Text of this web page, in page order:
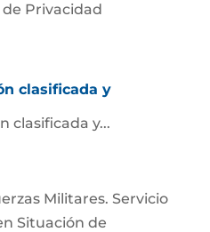
Privacidad
clasificada y
clasificada y...
Militares. Servicio
Situación de